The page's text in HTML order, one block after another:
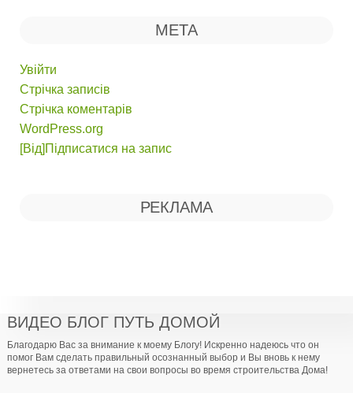
МЕТА
Увійти
Стрічка записів
Стрічка коментарів
WordPress.org
[Від]Підписатися на запис
РЕКЛАМА
ВИДЕО БЛОГ ПУТЬ ДОМОЙ
Благодарю Вас за внимание к моему Блогу! Искренно надеюсь что он
помог Вам сделать правильный осознанный выбор и Вы вновь к нему
вернетесь за ответами на свои вопросы во время строительства Дома!